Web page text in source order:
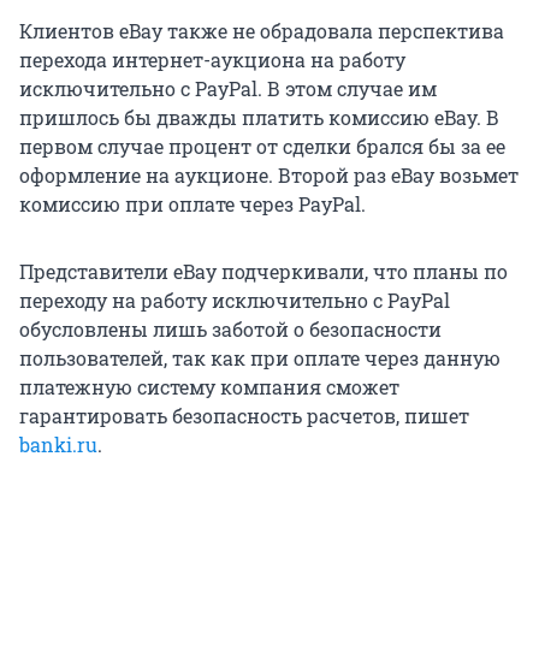
Клиентов eBay также не обрадовала перспектива
перехода интернет-аукциона на работу
исключительно с PayPal. В этом случае им
пришлось бы дважды платить комиссию eBay. В
первом случае процент от сделки брался бы за ее
оформление на аукционе. Второй раз eBay возьмет
комиссию при оплате через PayPal.
Представители eBay подчеркивали, что планы по
переходу на работу исключительно с PayPal
обусловлены лишь заботой о безопасности
пользователей, так как при оплате через данную
платежную систему компания сможет
гарантировать безопасность расчетов, пишет
banki.ru.